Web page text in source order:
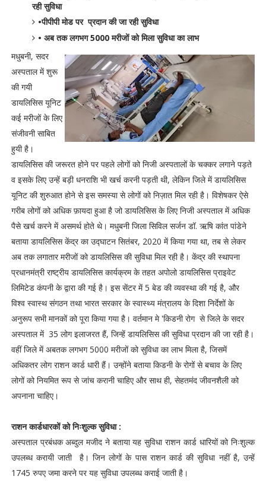
रही सुविधा
•पीपीपी मोड पर प्रदान की जा रही सुविधा
• अब तक लगभग 5000 मरीजों को मिला सुविधा का लाभ
मधुबनी, सदर
अस्पताल में शुरू
की गयी
डायलिसिस यूनिट
कई मरीजों के लिए
संजीवनी साबित
हुयी है।
डायलिसिस की जरूरत होने पर पहले लोगों को निजी अस्पतालों के चक्कर लगाने पड़ते
व इसके लिए उन्हें बड़ी धनराशि भी खर्च करनी पड़ती थी, लेकिन जिले में डायलिसिस
यूनिट की शुरुआत होने से इस समस्या से लोगों को निज़ात मिल रही है। विशेषकर ऐसे
गरीब लोगों को अधिक फ़ायदा हुआ है जो डायलिसिस के लिए निजी अस्पताल में अधिक
पैसे खर्च करने में असमर्थ होते थे। मधुबनी जिला सिविल सर्जन डॉ. ऋषि कांत पांडेने
बताया डायलिसिस केंद्र का उद्घाटन सितंबर, 2020 में किया गया था, तब से लेकर
अब तक लगातार मरीजों को डायलिसिस की सुविधा मिल रही है। केंद्र की स्थापना
प्रधानमंत्री राष्ट्रीय डायलिसिस कार्यक्रम के तहत अपोलो डायलिसिस प्राइवेट
लिमिटेड कंपनी के द्वारा की गई है। इस सेंटर में 5 बेड की व्यवस्था की गई है, और
विश्व स्वास्थ संगठन तथा भारत सरकार के स्वास्थ्य मंत्रालय के दिशा निर्देशों के
अनुरूप सभी मानकों को पूरा किया गया है। वर्तमान मे 'किडनी रोग से जिले के सदर
अस्पताल में 35 लोग इलाजरत हैं, जिन्हें डायलिसिस की सुविधा प्रदान की जा रही है।
वहीं जिले में अबतक लगभग 5000 मरीजों को सुविधा का लाभ मिला है, जिसमें
अधिकतर लोग राशन कार्ड धारी हैं। उन्होंने बताया किडनी के रोगों से बचाव के लिए
लोगों को नियमित रूप से जांच करानी चाहिए और साथ ही, सेहतमंद जीवनशैली को
अपनाना चाहिए।
राशन कार्डधारकों को निःशुल्क सुविधा :
अस्पताल प्रबंधक अब्दुल मजीद ने बताया यह सुविधा राशन कार्ड धारियों को निःशुल्क
उपलब्ध करायी जाती है। जिन लोगों के पास राशन कार्ड की सुविधा नहीं है, उन्हें
1745 रुपए जमा करने पर यह सुविधा उपलब्ध कराई जाती है।